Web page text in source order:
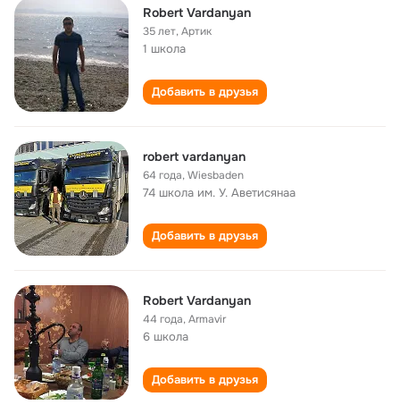
Robert Vardanyan
35 лет,Артик
1 школа
Добавить в друзья
robert vardanyan
64 года,Wiesbaden
74 школа им. У. Аветисянаа
Добавить в друзья
Robert Vardanyan
44 года,Armavir
6 школа
Добавить в друзья